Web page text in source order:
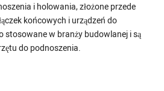
i holowania, złożone przede
końcowych i urządzeń do
stosowane w branży budowlanej i są
do podnoszenia.